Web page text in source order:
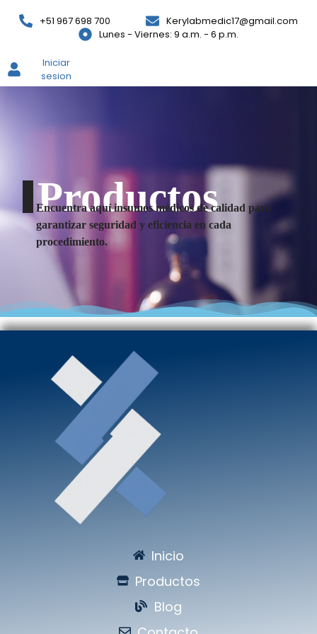
+51 967 698 700
Kerylabmedic17@gmail.com
Lunes - Viernes: 9 a.m. - 6 p.m.
Iniciar
sesion
Productos
Encuentra aquí insumos médicos de calidad para
garantizar seguridad y eficiencia en cada
procedimiento.
Inicio
Productos
Blog